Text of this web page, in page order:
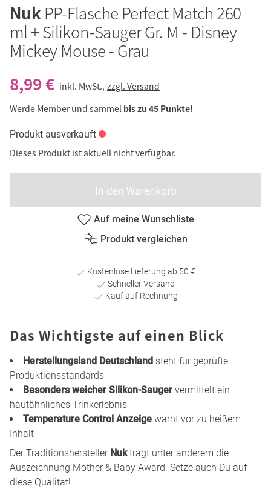
Nuk PP-Flasche Perfect Match 260
ml + Silikon-Sauger Gr. M - Disney
Mickey Mouse - Grau
8,99 € inkl. MwSt., zzgl. Versand
Werde Member und sammel bis zu 45 Punkte!
Produkt ausverkauft
Dieses Produkt ist aktuell nicht verfügbar.
In den Warenkorb
Auf meine Wunschliste
Produkt vergleichen
Kostenlose Lieferung ab 50 €
Schneller Versand
Kauf auf Rechnung
Das Wichtigste auf einen Blick
Herstellungsland Deutschland steht für geprüfte
Produktionsstandards
Besonders weicher Silikon-Sauger vermittelt ein
hautähnliches Trinkerlebnis
Temperature Control Anzeige warnt vor zu heißem
Inhalt
Der Traditionshersteller Nukträgt unter anderem die
Auszeichnung Mother & Baby Award. Setze auch Du auf
diese Qualität!